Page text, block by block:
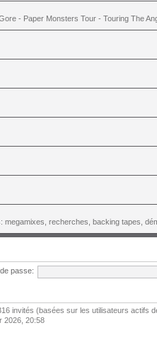
- Paper Monsters Tour - Touring The
recherches, backing tapes,
passe:
invités (basées sur les utilisateurs actifs
2026, 20:58